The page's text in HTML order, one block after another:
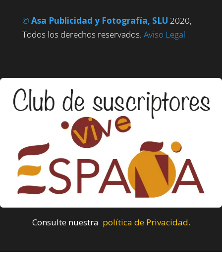
©Asa Publicidad y Fotografía, SLU 2020,
Todos los derechos reservados. Aviso Legal
Consulte nuestra política de Privacidad.